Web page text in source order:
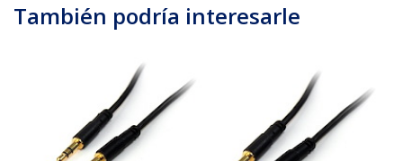
También podría interesarle